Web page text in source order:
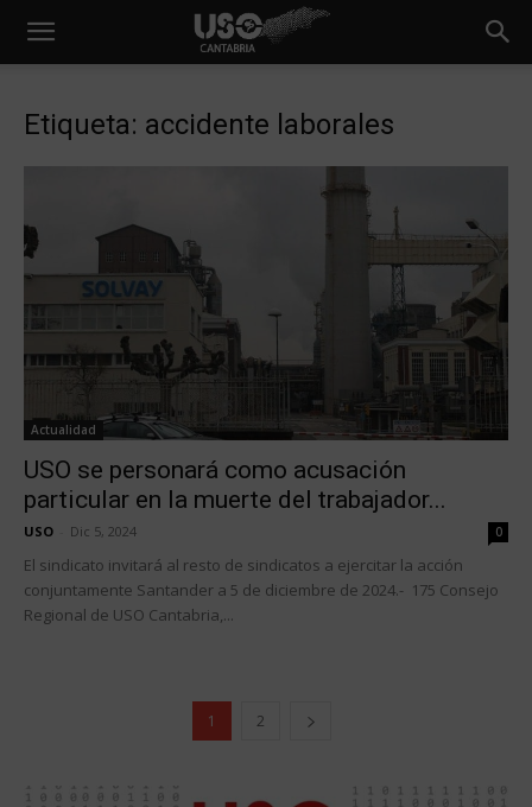
Etiqueta: accidente laborales
Actualidad
USO se personará como acusación
particular en la muerte del trabajador...
USO Dic 5, 2024 0
El sindicato invitará al resto de sindicatos a ejercitar la acción
conjuntamente Santander a 5 de diciembre de 2024.- 175 Consejo
Regional de USO Cantabria,...
1 2